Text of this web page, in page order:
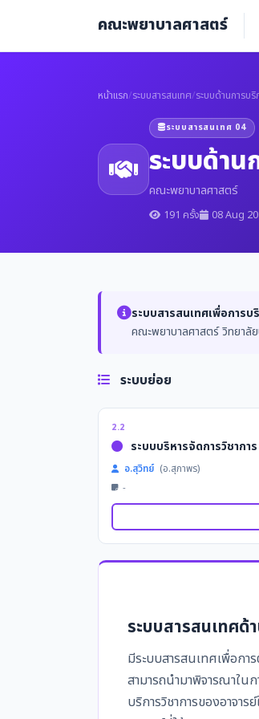
คณะพยาบาลศาสตร์
หน้าแรก/ระบบสารสนเทศ/ระบบด้านการบริ
ระบบสารสนเทศ 04
ระบบด้าน
คณะพยาบาลศาสตร์
191 ครั้ง 08 Aug
ระบบสารสนเทศเพื่อการบ
คณะพยาบาลศาสตร์ วิทยาลั
ระบบย่อย
2.2
ระบบบริหารจัดการวิชาการ
อ.สุวิทย์ (อ.สุภาพร)
-
ระบบสารสนเทศด้
มีระบบสารสนเทศเพื่อกา
สามารถนำมาพิจารณาใน
บริการวิชาการของอาจา